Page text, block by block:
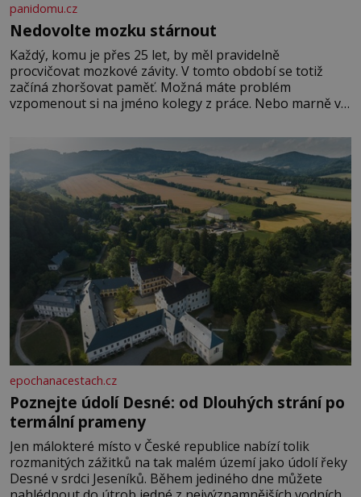
panidomu.cz
Nedovolte mozku stárnout
Každý, komu je přes 25 let, by měl pravidelně
procvičovat mozkové závity. V tomto období se totiž
začíná zhoršovat paměť. Možná máte problém
vzpomenout si na jméno kolegy z práce. Nebo marně v
Je to opravdu tak, s věkem jako kdyby se paměť
rozhodla stávkovat. Cvičte
epochanacestach.cz
Poznejte údolí Desné: od Dlouhých strání po
termální prameny
Jen málokteré místo v České republice nabízí tolik
rozmanitých zážitků na tak malém území jako údolí řeky
Desné v srdci Jeseníků. Během jediného dne můžete